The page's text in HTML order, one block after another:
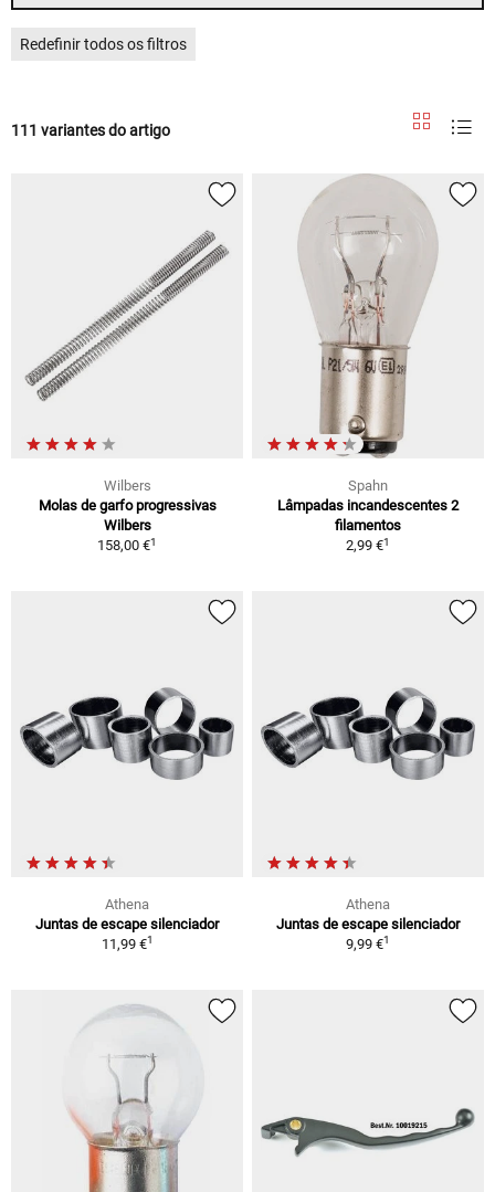
Redefinir todos os filtros
111 variantes do artigo
Wilbers
Molas de garfo progressivas
Wilbers
158,00 €1
Spahn
Lâmpadas incandescentes 2
filamentos
2,99 €1
Athena
Juntas de escape silenciador
11,99 €1
Athena
Juntas de escape silenciador
9,99 €1